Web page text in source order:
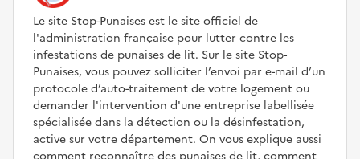
Le site Stop-Punaises est le site officiel de
l'administration française pour lutter contre les
infestations de punaises de lit. Sur le site Stop-
Punaises, vous pouvez solliciter l’envoi par e-mail d’un
protocole d’auto-traitement de votre logement ou
demander l'intervention d'une entreprise labellisée
spécialisée dans la détection ou la désinfestation,
active sur votre département. On vous explique aussi